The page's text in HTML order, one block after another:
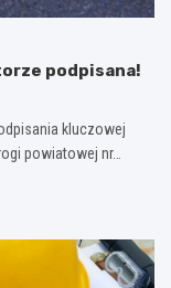
podpisana!
kluczowej
powiatowej nr…